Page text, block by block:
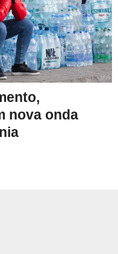
nova onda